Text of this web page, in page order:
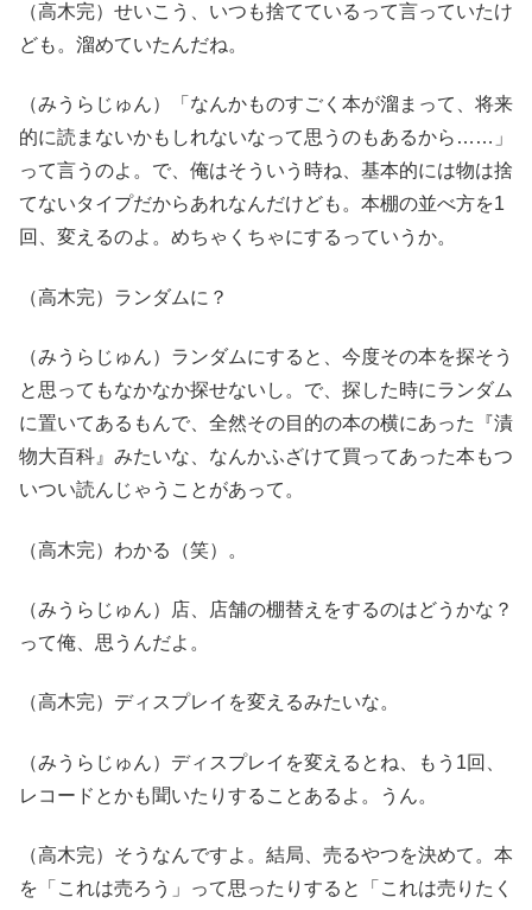
（高木完）せいこう、いつも捨てているって言っていたけ
ども。溜めていたんだね。
（みうらじゅん）「なんかものすごく本が溜まって、将来
的に読まないかもしれないなって思うのもあるから……」
って言うのよ。で、俺はそういう時ね、基本的には物は捨
てないタイプだからあれなんだけども。本棚の並べ方を1
回、変えるのよ。めちゃくちゃにするっていうか。
（高木完）ランダムに？
（みうらじゅん）ランダムにすると、今度その本を探そう
と思ってもなかなか探せないし。で、探した時にランダム
に置いてあるもんで、全然その目的の本の横にあった『漬
物大百科』みたいな、なんかふざけて買ってあった本もつ
いつい読んじゃうことがあって。
（高木完）わかる（笑）。
（みうらじゅん）店、店舗の棚替えをするのはどうかな？
って俺、思うんだよ。
（高木完）ディスプレイを変えるみたいな。
（みうらじゅん）ディスプレイを変えるとね、もう1回、
レコードとかも聞いたりすることあるよ。うん。
（高木完）そうなんですよ。結局、売るやつを決めて。本
を「これは売ろう」って思ったりすると「これは売りたく